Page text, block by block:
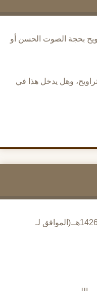
بحجة الصوت الحسن أو
وهل يدخل هذا في
عوائق في الدعوة إلى الله لسنة 1426هــ(الموافق لـ